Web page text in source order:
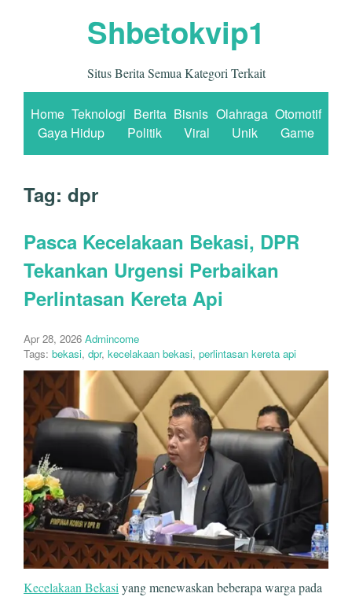
Shbetokvip1
Situs Berita Semua Kategori Terkait
Home Teknologi Berita Bisnis Olahraga Otomotif
Gaya Hidup
Politik Viral Unik Game
Tag: dpr
Pasca Kecelakaan Bekasi, DPR
Tekankan Urgensi Perbaikan
Perlintasan Kereta Api
Apr 28, 2026 Admincome
Tags: bekasi, dpr, kecelakaan bekasi, perlintasan kereta api
Kecelakaan Bekasi yang menewaskan beberapa warga pada